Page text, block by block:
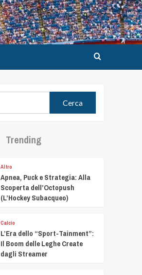
Trending
Altro
Apnea, Puck e Strategia: Alla
Scoperta dell’Octopush
(L’Hockey Subacqueo)
Calcio
L’Era dello “Sport-Tainment”:
Il Boom delle Leghe Create
dagli Streamer